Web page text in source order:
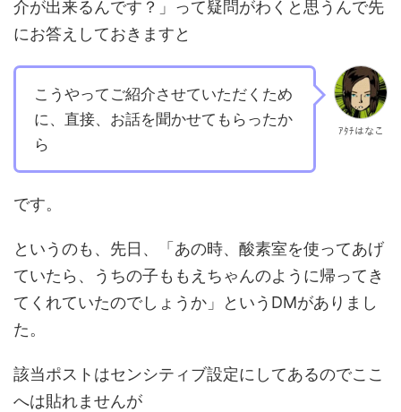
介が出来るんです？」って疑問がわくと思うんで先
にお答えしておきますと
こうやってご紹介させていただくため
に、直接、お話を聞かせてもらったか
ら
ｱﾀﾁはなこ
です。
というのも、先日、「あの時、酸素室を使ってあげ
ていたら、うちの子ももえちゃんのように帰ってき
てくれていたのでしょうか」というDMがありまし
た。
該当ポストはセンシティブ設定にしてあるのでここ
へは貼れませんが